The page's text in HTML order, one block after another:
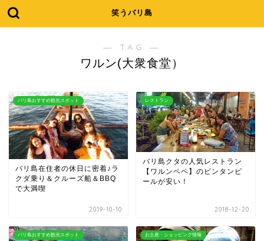
笑うバリ島
― TAG ―
ワルン(大衆食堂）
バリ島おすすめ観光スポット
バリ島在住者の休日に密着♪ラ
クダ乗り＆クルーズ船＆BBQ
で大満喫
2019-10-10
レストラン
バリ島クタの人気レストラン
【ワルンペペ】のビンタンビ
ールが安い！
2018-12-20
バリ島おすすめ観光スポット お土産・ショッピング情報